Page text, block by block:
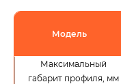
Модель
Максимальный
габарит профиля, мм